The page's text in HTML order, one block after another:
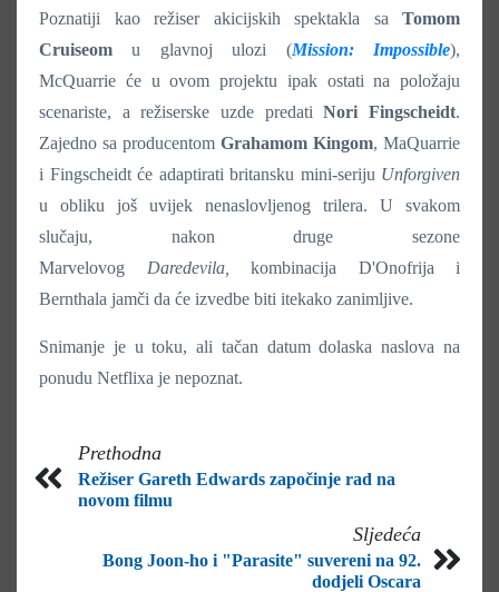
Poznatiji kao režiser akicijskih spektakla sa Tomom
Cruiseom u glavnoj ulozi (Mission: Impossible),
McQuarrie će u ovom projektu ipak ostati na položaju
scenariste, a režiserske uzde predatiNori Fingscheidt.
Zajedno sa producentom Grahamom Kingom, MaQuarrie
i Fingscheidt će adaptirati britansku mini-seriju Unforgiven
u obliku još uvijek nenaslovljenog trilera. U svakom
slučaju, nakon druge sezone
Marvelovog Daredevila, kombinacija D'Onofrija i
Bernthala jamči da će izvedbe biti itekako zanimljive.
Snimanje je u toku, ali tačan datum dolaska naslova na
ponudu Netflixa je nepoznat.
Prethodna
Režiser Gareth Edwards započinje rad na
novom filmu
Sljedeća
Bong Joon-ho i "Parasite" suvereni na 92.
dodjeli Oscara